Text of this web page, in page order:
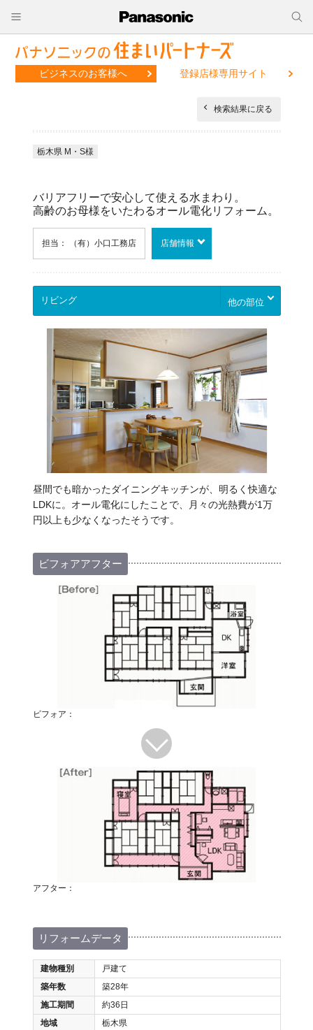
ビジネスのお客様へ 登録店様専用サイト
検索結果に戻る
栃木県 M・S様
バリアフリーで安心して使える水まわり。
高齢のお母様をいたわるオール電化リフォーム。
担当： （有）小口工務店 店舗情報
他の部位
昼間でも暗かったダイニングキッチンが、明るく快適な
LDKに。オール電化にしたことで、月々の光熱費が1万
円以上も少なくなったそうです。
ビフォアアフター
ビフォア：
アフター：
リフォームデータ
建物種別
戸建て
築年数
築28年
施工期間
約36日
地域
栃木県